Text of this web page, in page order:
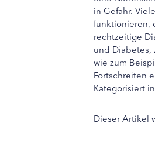
in Gefahr.
funktionieren,
rechtzeitige
und Diabetes,
wie zum
Fortschreiten
Kategorisiert
Dieser Artikel